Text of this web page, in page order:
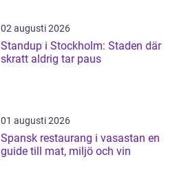
02 augusti 2026
Standup i Stockholm: Staden där
skratt aldrig tar paus
01 augusti 2026
Spansk restaurang i vasastan en
guide till mat, miljö och vin